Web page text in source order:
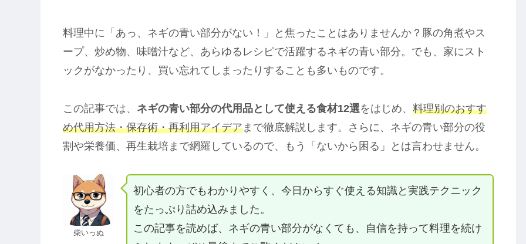
料理中に「あっ、ネギの青い部分がない！」と焦ったことはありませんか？豚の角煮やス
ープ、炒め物、味噌汁など、あらゆるレシピで活躍するネギの青い部分。でも、家にスト
ックがなかったり、買い忘れてしまったりすることも多いものです。
この記事では、 ネギの青い部分の代用品として使える食材12選をはじめ、 料理別のおすす
め代用方法・保存術・再利用アイデア まで徹底解説します。さらに、ネギの青い部分の役
割や栄養価、再生栽培まで網羅しているので、もう「ないから困る」とは言わせません。
柴いっぬ
初心者の方でもわかりやすく、今日からすぐ使える知識と実践テクニック
をたっぷり詰め込みました。
この記事を読めば、ネギの青い部分がなくても、自信を持って料理を続け